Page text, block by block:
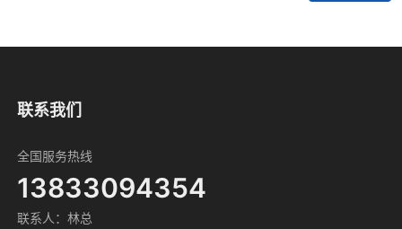
联系我们
全国服务热线
13833094354
联系人：林总